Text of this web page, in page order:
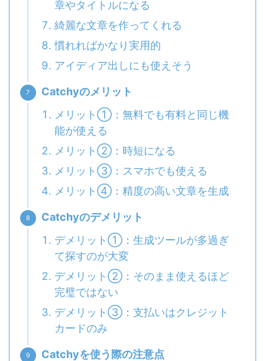
章やタイトルになる
綺麗な文章を作ってくれる
慣れればかなり実用的
アイディア出しにも使えそう
Catchyのメリット
メリット①：無料でも有料と同じ機
能が使える
メリット②：時短になる
メリット③：スマホでも使える
メリット④：精度の高い文章を生成
Catchyのデメリット
デメリット①：生成ツールが多過ぎ
て探すのが大変
デメリット②：そのまま使えるほど
完璧ではない
デメリット③：支払いはクレジット
カードのみ
Catchyを使う際の注意点